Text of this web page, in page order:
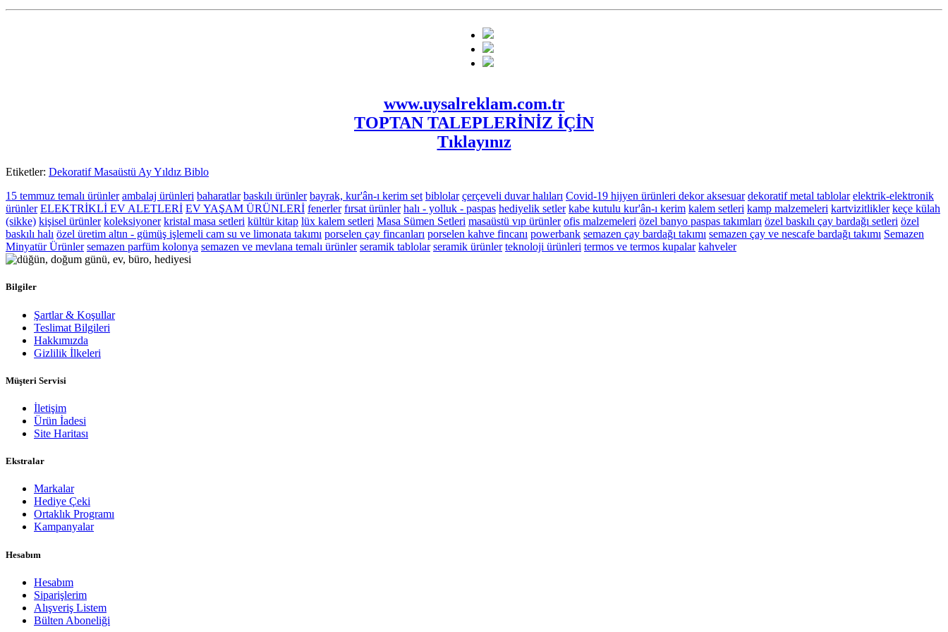
www.uysalreklam.com.tr
TOPTAN TALEPLERİNİZ İÇİN
Tıklayınız
Etiketler: Dekoratif Masaüstü Ay Yıldız Biblo
15 temmuz temalı ürünler ambalaj ürünleri baharatlar baskılı ürünler bayrak, kur'ân-ı kerim set biblolar çerçeveli duvar halıları Covid-19 hijyen ürünleri dekor aksesuar dekoratif metal tablolar elektrik-elektronik
ürünler ELEKTRİKLİ EV ALETLERİ EV YAŞAM ÜRÜNLERİ fenerler fırsat ürünler halı - yolluk - paspas hediyelik setler kabe kutulu kur'ân-ı kerim kalem setleri kamp malzemeleri kartvizitlikler keçe külah
(sikke) kişisel ürünler koleksiyoner kristal masa setleri kültür kitap lüx kalem setleri Masa Sümen Setleri masaüstü vıp ürünler ofis malzemeleri özel banyo paspas takımları özel baskılı çay bardağı setleri özel
baskılı halı özel üretim altın - gümüş işlemeli cam su ve limonata takımı porselen çay fincanları porselen kahve fincanı powerbank semazen çay bardağı takımı semazen çay ve nescafe bardağı takımı Semazen
Minyatür Ürünler semazen parfüm kolonya semazen ve mevlana temalı ürünler seramik tablolar seramik ürünler teknoloji ürünleri termos ve termos kupalar kahveler
Bilgiler
Şartlar & Koşullar
Teslimat Bilgileri
Hakkımızda
Gizlilik İlkeleri
Müşteri Servisi
İletişim
Ürün İadesi
Site Haritası
Ekstralar
Markalar
Hediye Çeki
Ortaklık Programı
Kampanyalar
Hesabım
Hesabım
Siparişlerim
Alışveriş Listem
Bülten Aboneliği